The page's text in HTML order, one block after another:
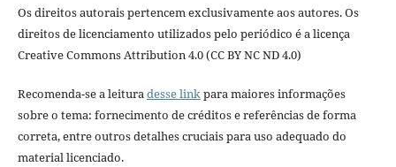
Os direitos autorais pertencem exclusivamente aos autores. Os
direitos de licenciamento utilizados pelo periódico é a licença
Creative Commons Attribution 4.0 (CC BY NC ND 4.0)
Recomenda-se a leituradesse linkpara maiores informações
sobre o tema: fornecimento de créditos e referências de forma
correta, entre outros detalhes cruciais para uso adequado do
material licenciado.